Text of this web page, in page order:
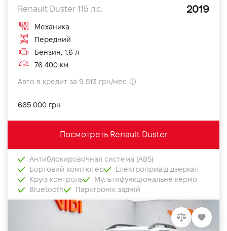
Renault Duster 115 л.с. 2019
Механика
Передний
Бензин, 1.6 л
76 400 км
Авто в кредит за 9 513 грн/мес
665 000 грн
Посмотреть Renault Duster
Антиблокировочная система (ABS)
Бортовий комп'ютер
Електропривід дзеркал
Круїз контроль
Мультифункціональне кермо
Bluetooth
Парктронік задній